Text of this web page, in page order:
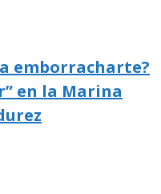
emborracharte?
en la Marina